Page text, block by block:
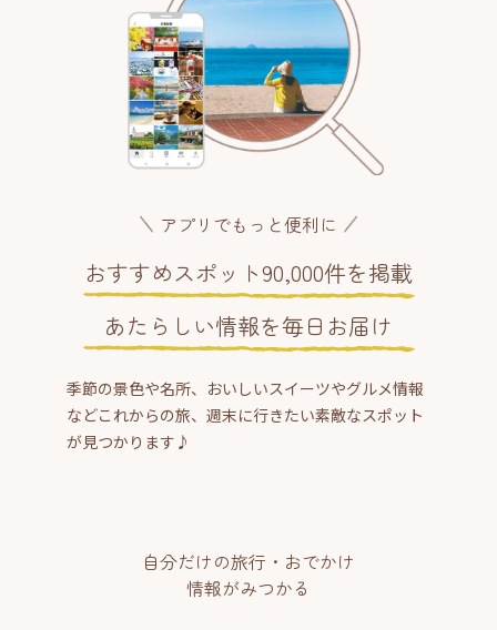
アプリでもっと便利に
おすすめスポット90,000件を掲載
あたらしい情報を毎日お届け
季節の景色や名所、おいしいスイーツやグルメ情報
などこれからの旅、週末に行きたい素敵なスポット
が見つかります♪
自分だけの旅行・おでかけ
情報がみつかる